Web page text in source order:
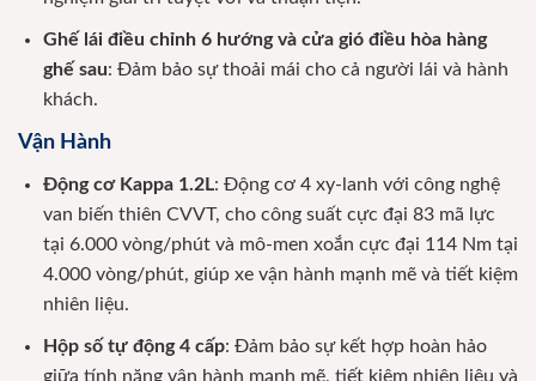
Ghế lái điều chỉnh 6 hướng và cửa gió điều hòa hàng
ghế sau: Đảm bảo sự thoải mái cho cả người lái và hành
khách.
Vận Hành
Động cơ Kappa 1.2L: Động cơ 4 xy-lanh với công nghệ
van biến thiên CVVT, cho công suất cực đại 83 mã lực
tại 6.000 vòng/phút và mô-men xoắn cực đại 114 Nm tại
4.000 vòng/phút, giúp xe vận hành mạnh mẽ và tiết kiệm
nhiên liệu.
Hộp số tự động 4 cấp: Đảm bảo sự kết hợp hoàn hảo
giữa tính năng vận hành mạnh mẽ, tiết kiệm nhiên liệu và